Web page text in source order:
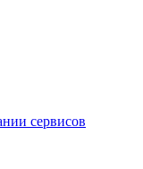
сервисов